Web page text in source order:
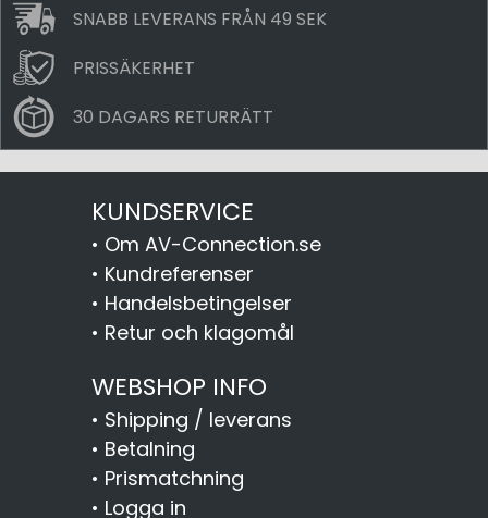
SNABB LEVERANS FRÅN 49 SEK
PRISSÄKERHET
30 DAGARS RETURRÄTT
KUNDSERVICE
• Om AV-Connection.se
• Kundreferenser
• Handelsbetingelser
• Retur och klagomål
WEBSHOP INFO
• Shipping / leverans
• Betalning
• Prismatchning
• Logga in